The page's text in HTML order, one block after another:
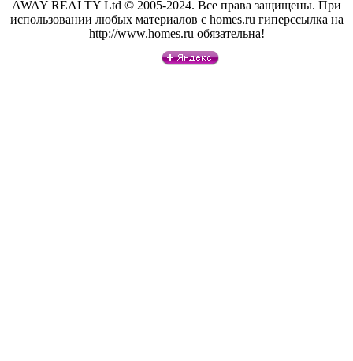
AWAY REALTY Ltd © 2005-2024. Все права защищены. При
использовании любых материалов с homes.ru гиперссылка на
http://www.homes.ru обязательна!